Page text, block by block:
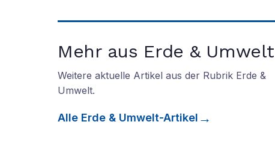
Mehr aus Erde & Umwelt
Weitere aktuelle Artikel aus der Rubrik Erde &
Umwelt.
Alle Erde & Umwelt-Artikel